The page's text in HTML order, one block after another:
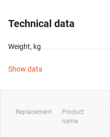
Technical data
Weight, kg
Show data
Replacement
Product
name